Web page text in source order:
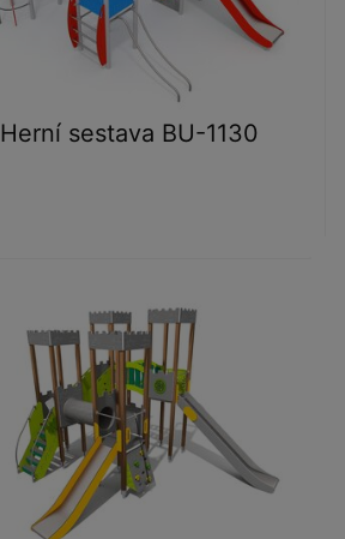
Herní sestava BU-1130